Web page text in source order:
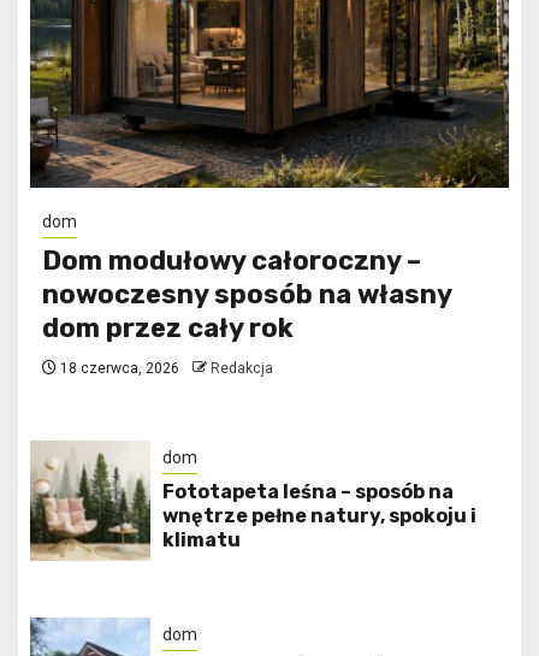
dom
Dom modułowy całoroczny –
nowoczesny sposób na własny
dom przez cały rok
18 czerwca, 2026 Redakcja
dom
​Fototapeta leśna – sposób na
wnętrze pełne natury, spokoju i
klimatu
dom